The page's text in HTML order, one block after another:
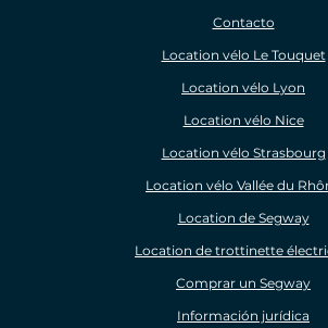
Contacto
Location vélo Le Touquet
Location vélo Lyon
Location vélo Nice
Location vélo Strasbourg
Location vélo Vallée du
Location de Segway
Location de trottinette
Comprar un Segway
Información jurídica